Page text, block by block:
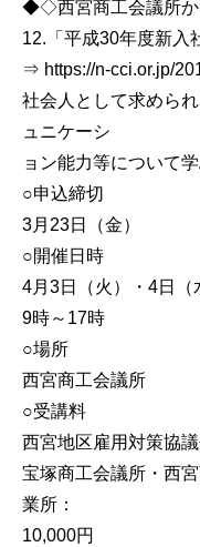
◆◇西宮商工会議所
12.「平成30年度新入
⇒ https://n-cci.or.jp/
社会人として求めら
ュニケーシ
ョン能力等について
○申込締切
3月23日（金）
○開催日時
4月3日（火）・4日（
9時～17時
○場所
西宮商工会議所
○受講料
西宮地区雇用対策協
宝塚商工会議所・西
業所：
10,000円